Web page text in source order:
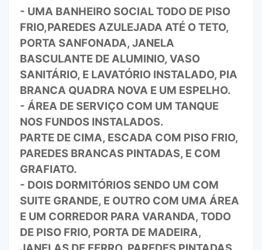
- UMA BANHEIRO SOCIAL TODO DE PISO
FRIO,PAREDES AZULEJADA ATÉ O TETO,
PORTA SANFONADA, JANELA
BASCULANTE DE ALUMINIO, VASO
SANITÁRIO, E LAVATÓRIO INSTALADO, PIA
BRANCA QUADRA NOVA E UM ESPELHO.
- ÁREA DE SERVIÇO COM UM TANQUE
NOS FUNDOS INSTALADOS.
PARTE DE CIMA, ESCADA COM PISO FRIO,
PAREDES BRANCAS PINTADAS, E COM
GRAFIATO.
- DOIS DORMITÓRIOS SENDO UM COM
SUITE GRANDE, E OUTRO COM UMA ÁREA
E UM CORREDOR PARA VARANDA, TODO
DE PISO FRIO, PORTA DE MADEIRA,